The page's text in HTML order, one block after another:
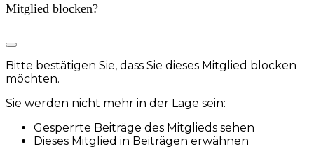
Mitglied blocken?
Bitte bestätigen Sie, dass Sie dieses Mitglied blocken
möchten.
Sie werden nicht mehr in der Lage sein:
Gesperrte Beiträge des Mitglieds sehen
Dieses Mitglied in Beiträgen erwähnen